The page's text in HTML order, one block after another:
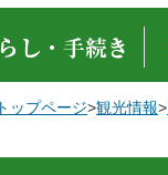
トップページ>観光情報>